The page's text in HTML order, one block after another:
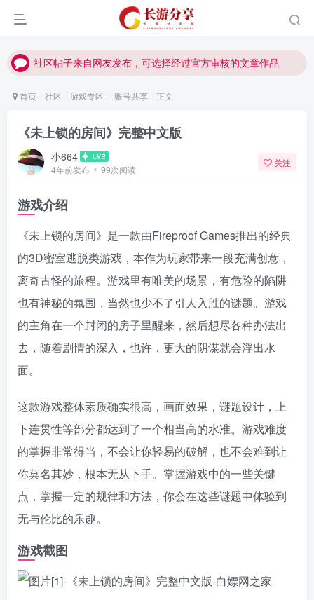
社区帖子来自网友发布，可选择经过官方审核的文章作品
社区帖子来自网友发布，可选择经过官方审核的文章作品
首页 社区 游戏专区 账号共享 正文
《未上锁的房间》完整中文版
小664
4年前发布 99次阅读
关注
游戏介绍
《未上锁的房间》是一款由Fireproof Games推出的经典
的3D密室逃脱类游戏，本作为玩家带来一段充满创意，
离奇古怪的旅程。游戏里有唯美的场景，有危险的陷阱
也有神秘的氛围，当然也少不了引人入胜的谜题。游戏
的主角在一个封闭的房子里醒来，然后想尽各种办法出
去，随着剧情的深入，也许，更大的阴谋就会浮出水
面。
这款游戏整体素质确实很高，画面效果，谜题设计，上
下连贯性等部分都达到了一个相当高的水准。游戏难度
的掌握非常得当，不会让你轻易的破解，也不会难到让
你莫名其妙，根本无从下手。掌握游戏中的一些关键
点，掌握一定的规律和方法，你会在这些谜题中体验到
无与伦比的乐趣。
游戏截图